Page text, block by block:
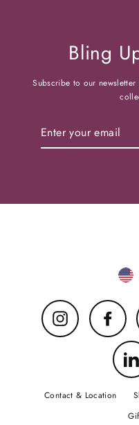
Bling
Subscribe to our
Instagram
Contact & Location